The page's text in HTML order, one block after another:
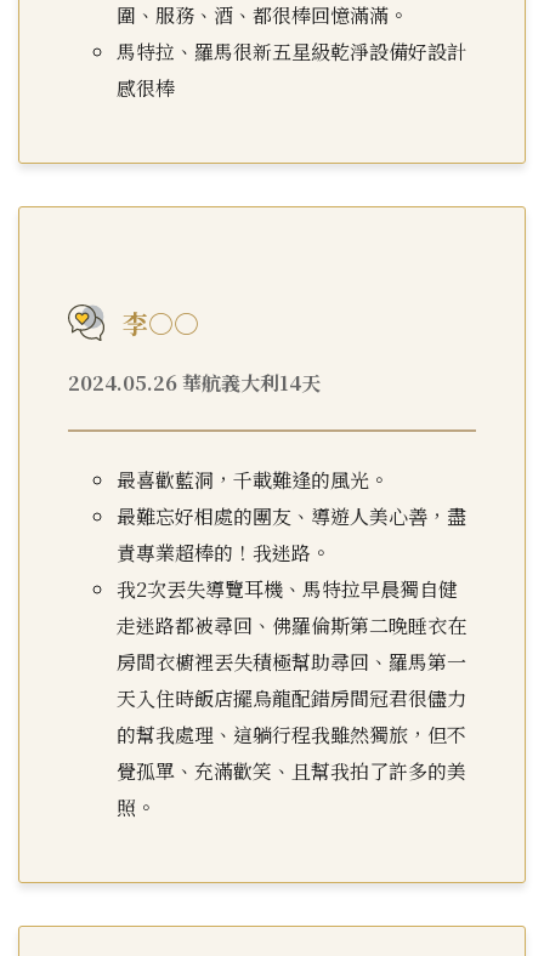
圍、服務、酒、都很棒回憶滿滿。
馬特拉、羅馬很新五星級乾淨設備好設計
感很棒
李○○
2024.05.26 華航義大利14天
最喜歡藍洞，千載難逢的風光。
最難忘好相處的團友、導遊人美心善，盡
責專業超棒的！我迷路。
我2次丟失導覽耳機、馬特拉早晨獨自健
走迷路都被尋回、佛羅倫斯第二晚睡衣在
房間衣櫥裡丟失積極幫助尋回、羅馬第一
天入住時飯店擺烏龍配錯房間冠君很儘力
的幫我處理、這躺行程我雖然獨旅，但不
覺孤單、充滿歡笑、且幫我拍了許多的美
照。